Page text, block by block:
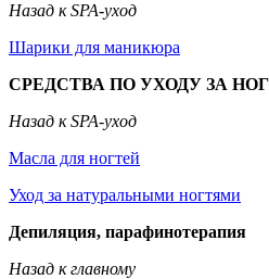
Назад к SPA-уход
Шарики для маникюра
СРЕДСТВА ПО УХОДУ ЗА
Назад к SPA-уход
Масла для ногтей
Уход за натуральными ногтями
Депиляция, парафинотерапия
Назад к главному